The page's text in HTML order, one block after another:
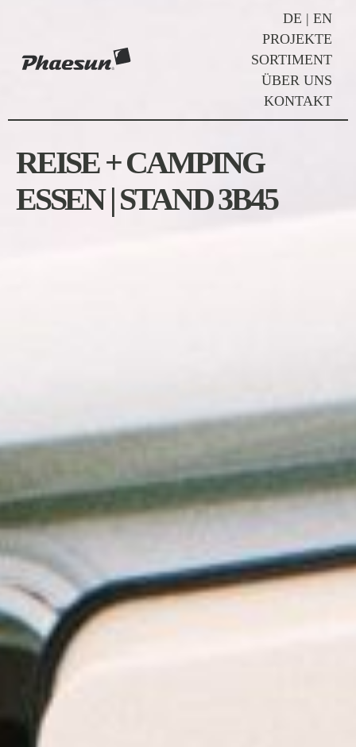
DE | EN
PROJEKTE
SORTIMENT
ÜBER UNS
KONTAKT
REISE + CAMPING
ESSEN | STAND 3B45